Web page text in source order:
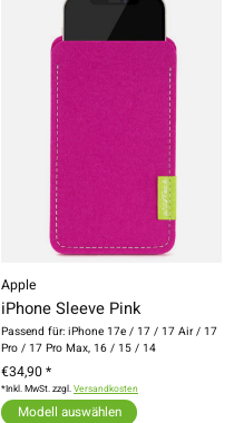
Apple
iPhone Sleeve Pink
Passend für: iPhone 17e / 17 / 17 Air / 17
Pro / 17 Pro Max, 16 / 15 / 14
€34,90 *
*Inkl. MwSt. zzgl.Versandkosten
Modell auswählen